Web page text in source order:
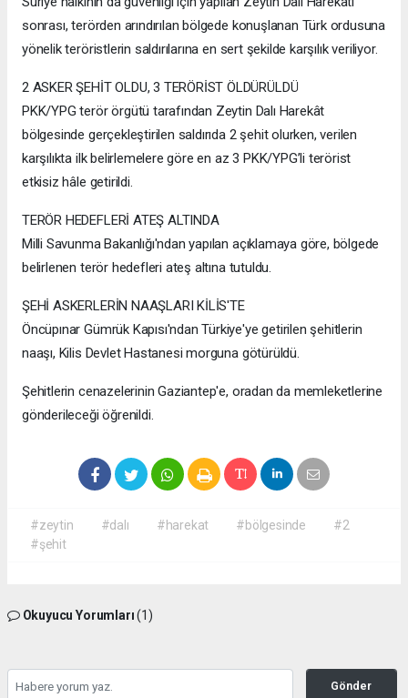
sonrası, terörden arındırılan bölgede konuşlanan Türk ordusuna
yönelik teröristlerin saldırılarına en sert şekilde karşılık veriliyor.
2 ASKER ŞEHİT OLDU, 3 TERÖRİST ÖLDÜRÜLDÜ
PKK/YPG terör örgütü tarafından Zeytin Dalı Harekât
bölgesinde gerçekleştirilen saldırıda 2 şehit olurken, verilen
karşılıkta ilk belirlemelere göre en az 3 PKK/YPG’li terörist
etkisiz hâle getirildi.
TERÖR HEDEFLERİ ATEŞ ALTINDA
Milli Savunma Bakanlığı'ndan yapılan açıklamaya göre, bölgede
belirlenen terör hedefleri ateş altına tutuldu.
ŞEHİ ASKERLERİN NAAŞLARI KİLİS'TE
Öncüpınar Gümrük Kapısı'ndan Türkiye'ye getirilen şehitlerin
naaşı, Kilis Devlet Hastanesi morguna götürüldü.
Şehitlerin cenazelerinin Gaziantep'e, oradan da memleketlerine
gönderileceği öğrenildi.
#zeytin #dalı #harekat #bölgesinde
#2
#şehit
Okuyucu Yorumları(1)
Gönder